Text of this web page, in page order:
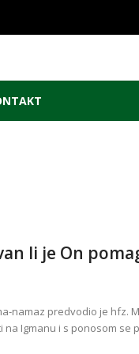
li je On
namaz predvodio je hfz.
na Igmanu i s ponosom se